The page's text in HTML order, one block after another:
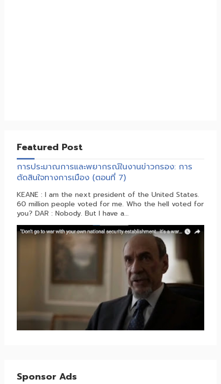
Featured Post
การประมาณการและพยากรณ์ในงานข่าวกรอง: การ
ตัดสินใจทางการเมือง (ตอนที่ 7)
KEANE : I am the next president of the United States.
60 million people voted for me. Who the hell voted for
you? DAR : Nobody. But I have a...
Sponsor Ads